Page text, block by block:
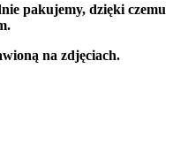
pakujemy, dzięki czemu
na zdjęciach.